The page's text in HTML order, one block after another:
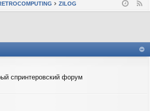
ZILOG
спринтеровский форум